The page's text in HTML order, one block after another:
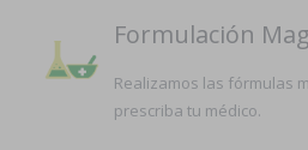
Formulación
Realizamos las fórmulas
prescriba tu médico.